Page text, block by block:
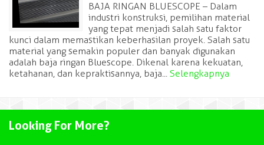
BAJA RINGAN BLUESCOPE – Dalam
industri konstruksi, pemilihan material
yang tepat menjadi salah satu faktor
kunci dalam memastikan keberhasilan proyek. Salah satu
material yang semakin populer dan banyak digunakan
adalah baja ringan Bluescope. Dikenal karena kekuatan,
ketahanan, dan kepraktisannya, baja... Selengkapnya
Looking For More?